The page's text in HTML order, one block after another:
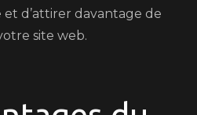
d’attirer davantage de
site web.